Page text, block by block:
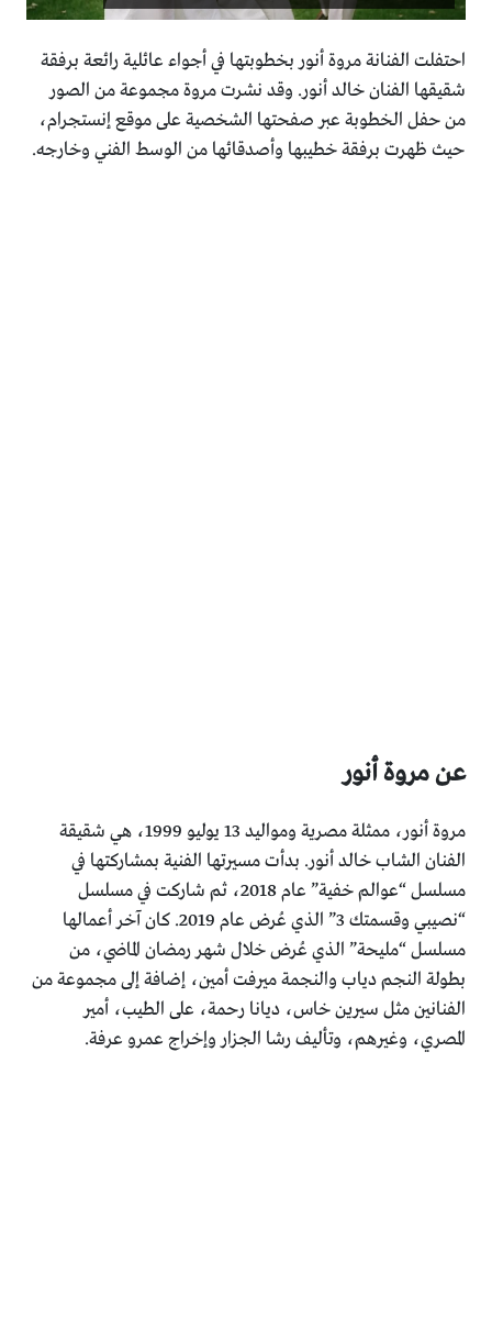
احتفلت الفنانة مروة أنور بخطوبتها في أجواء عائلية رائعة برفقة
شقيقها الفنان خالد أنور. وقد نشرت مروة مجموعة من الصور
من حفل الخطوبة عبر صفحتها الشخصية على موقع إنستجرام،
حيث ظهرت برفقة خطيبها وأصدقائها من الوسط الفني وخارجه.
عن مروة أنور
مروة أنور، ممثلة مصرية ومواليد 13 يوليو 1999، هي شقيقة
الفنان الشاب خالد أنور. بدأت مسيرتها الفنية بمشاركتها في
مسلسل “عوالم خفية” عام 2018، ثم شاركت في مسلسل
“نصيبي وقسمتك 3” الذي عُرض عام 2019. كان آخر أعمالها
مسلسل “مليحة” الذي عُرض خلال شهر رمضان الماضي، من
بطولة النجم دياب والنجمة ميرفت أمين، إضافة إلى مجموعة من
الفنانين مثل سيرين خاس، ديانا رحمة، على الطيب، أمير
المصري، وغيرهم، وتأليف رشا الجزار وإخراج عمرو عرفة.